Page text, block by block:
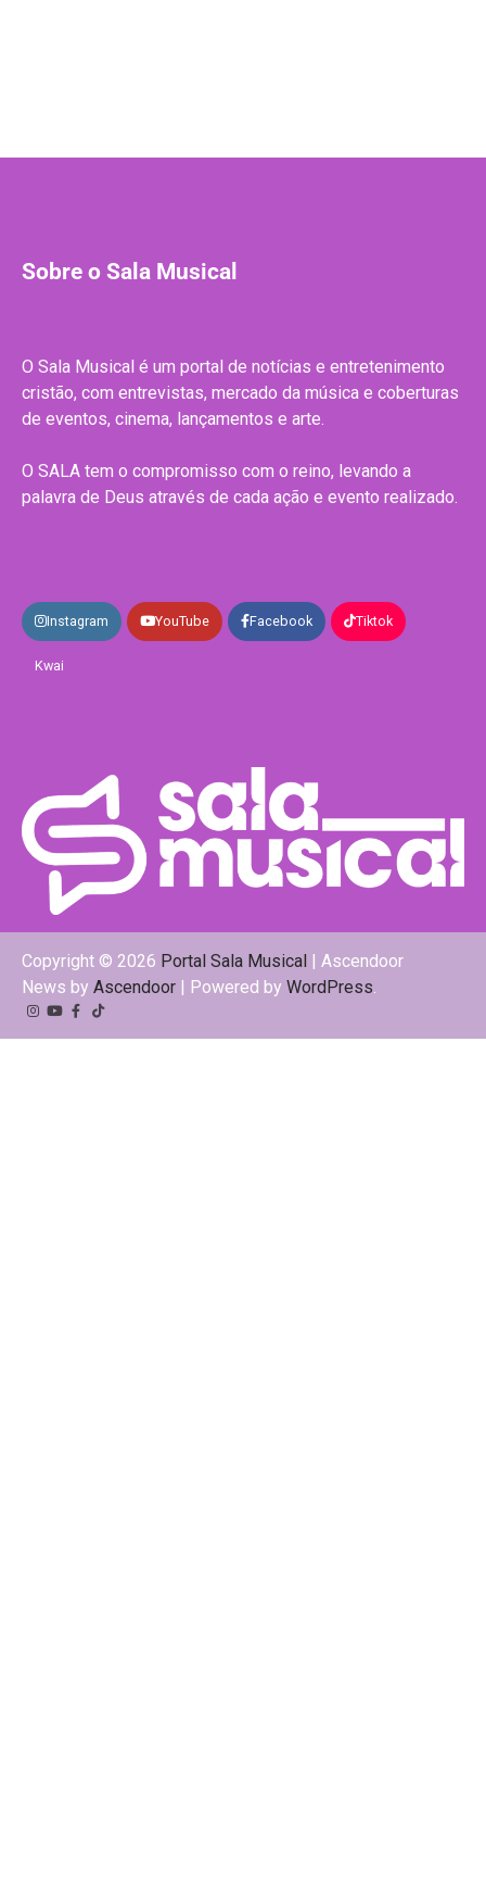
Sobre o Sala Musical
O Sala Musical é um portal de notícias e entretenimento
cristão, com entrevistas, mercado da música e coberturas
de eventos, cinema, lançamentos e arte.
O SALA tem o compromisso com o reino, levando a
palavra de Deus através de cada ação e evento realizado.
Instagram YouTube Facebook Tiktok
Kwai
Copyright © 2026 Portal Sala Musical | Ascendoor
News by Ascendoor | Powered by WordPress
Instagram
YouTube
Facebook
Tiktok